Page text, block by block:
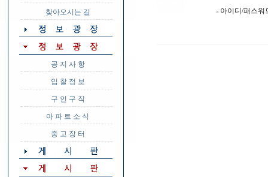
찾아오시는 길
공 지 사 항
입 찰 정 보
구 인 구 직
아 파 트 소 식
중 고 장 터
아이디/패스